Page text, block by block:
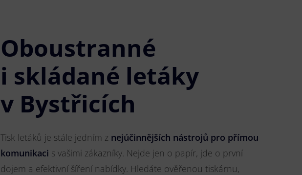
Oboustranné
i skládané letáky
v Bystřicích
Tisk letáků je stále jedním z nejúčinnějších nástrojů pro přímou
komunikaci s vašimi zákazníky. Nejde jen o papír, jde o první
dojem a efektivní šíření nabídky. Hledáte ověřenou tiskárnu,